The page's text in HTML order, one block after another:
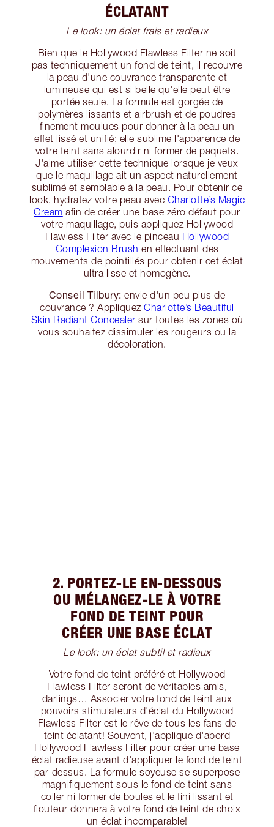
ÉCLATANT
Le look: un éclat frais et radieux
Bien que le Hollywood Flawless Filter ne soit
pas techniquement un fond de teint, il recouvre
la peau d'une couvrance transparente et
lumineuse qui est si belle qu'elle peut être
portée seule. La formule est gorgée de
polymères lissants et airbrush et de poudres
finement moulues pour donner à la peau un
effet lissé et unifié; elle sublime l'apparence de
votre teint sans alourdir ni former de paquets.
J'aime utiliser cette technique lorsque je veux
que le maquillage ait un aspect naturellement
sublimé et semblable à la peau. Pour obtenir ce
look, hydratez votre peau avec Charlotte’s Magic
Cream afin de créer une base zéro défaut pour
votre maquillage, puis appliquez Hollywood
Flawless Filter avec le pinceau Hollywood
Complexion Brush en effectuant des
mouvements de pointillés pour obtenir cet éclat
ultra lisse et homogène.
Conseil Tilbury: envie d'un peu plus de
couvrance ? AppliquezCharlotte’s Beautiful
Skin Radiant Concealer sur toutes les zones où
vous souhaitez dissimuler les rougeurs ou la
décoloration.
2. PORTEZ-LE EN-DESSOUS
OU MÉLANGEZ-LE À VOTRE
FOND DE TEINT POUR
CRÉER UNE BASE ÉCLAT
Le look: un éclat subtil et radieux
Votre fond de teint préféré et Hollywood
Flawless Filter seront de véritables amis,
darlings… Associer votre fond de teint aux
pouvoirs stimulateurs d'éclat du Hollywood
Flawless Filter est le rêve de tous les fans de
teint éclatant! Souvent, j'applique d'abord
Hollywood Flawless Filter pour créer une base
éclat radieuse avant d'appliquer le fond de teint
par-dessus. La formule soyeuse se superpose
magnifiquement sous le fond de teint sans
coller ni former de boules et le fini lissant et
flouteur donnera à votre fond de teint de choix
un éclat incomparable!